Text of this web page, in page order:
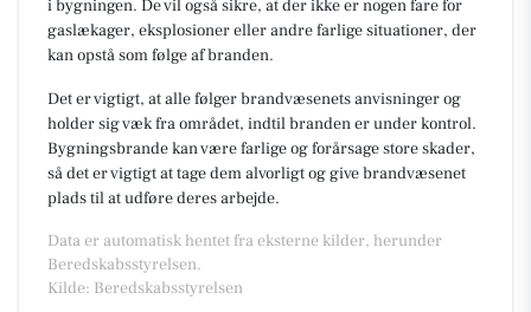
i bygningen. De vil også sikre, at der ikke er nogen fare for
gaslækager, eksplosioner eller andre farlige situationer, der
kan opstå som følge af branden.
Det er vigtigt, at alle følger brandvæsenets anvisninger og
holder sig væk fra området, indtil branden er under kontrol.
Bygningsbrande kan være farlige og forårsage store skader,
så det er vigtigt at tage dem alvorligt og give brandvæsenet
plads til at udføre deres arbejde.
Data er automatisk hentet fra eksterne kilder, herunder
Beredskabsstyrelsen.
Kilde: Beredskabsstyrelsen